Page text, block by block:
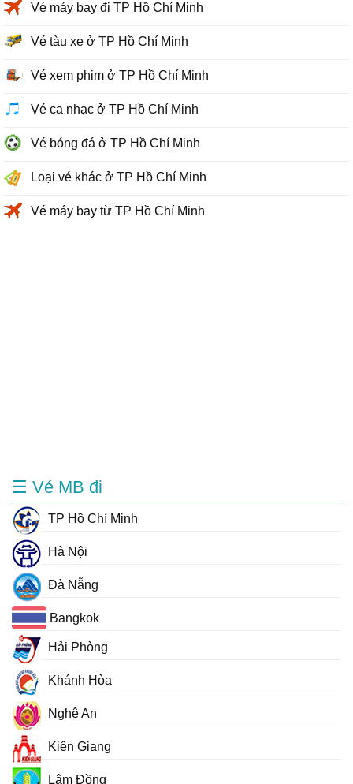
Vé máy bay đi TP Hồ Chí Minh
Vé tàu xe ở TP Hồ Chí Minh
Vé xem phim ở TP Hồ Chí Minh
Vé ca nhạc ở TP Hồ Chí Minh
Vé bóng đá ở TP Hồ Chí Minh
Loại vé khác ở TP Hồ Chí Minh
Vé máy bay từ TP Hồ Chí Minh
☰ Vé MB đi
TP Hồ Chí Minh
Hà Nội
Đà Nẵng
Bangkok
Hải Phòng
Khánh Hòa
Nghệ An
Kiên Giang
Lâm Đồng